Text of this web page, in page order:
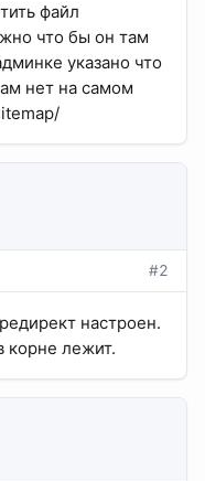
файл
что бы он там
указано что
нет на самом
#2
настроен.
корне лежит.